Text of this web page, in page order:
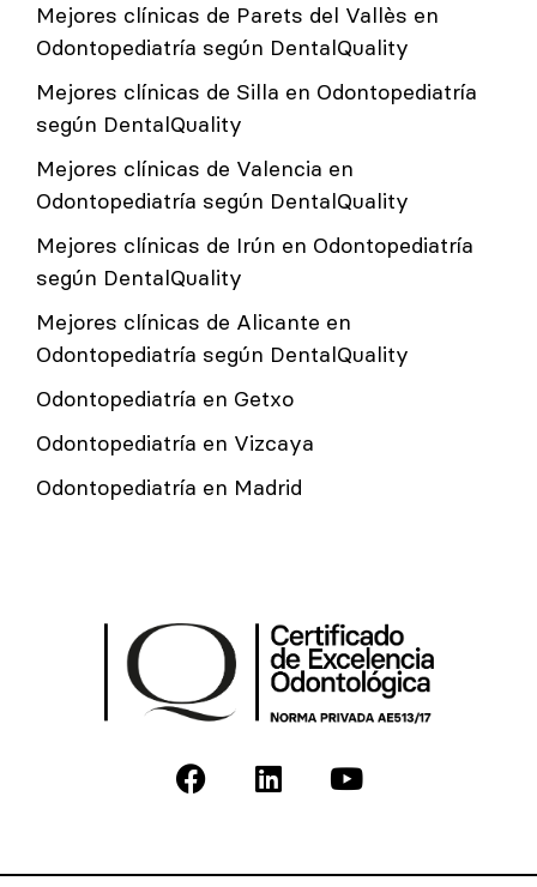
Mejores clínicas de Parets del Vallès en
Odontopediatría según DentalQuality
Mejores clínicas de Silla en Odontopediatría
según DentalQuality
Mejores clínicas de Valencia en
Odontopediatría según DentalQuality
Mejores clínicas de Irún en Odontopediatría
según DentalQuality
Mejores clínicas de Alicante en
Odontopediatría según DentalQuality
Odontopediatría en Getxo
Odontopediatría en Vizcaya
Odontopediatría en Madrid